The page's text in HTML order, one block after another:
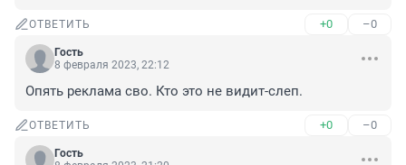
ОТВЕТИТЬ +0 –0
Гость
8 февраля 2023, 22:12
Опять реклама сво. Кто это не видит-слеп.
ОТВЕТИТЬ +0 –0
Гость